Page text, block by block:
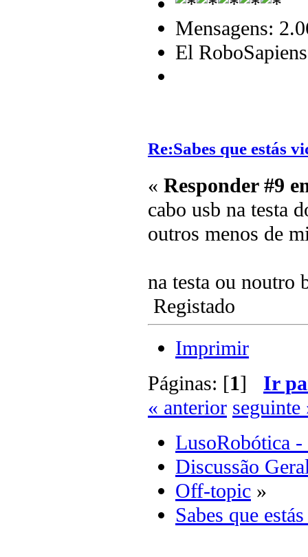
Mensagens:
El RoboSapiens
Re:Sabes que estás
« Responder #9
cabo usb na testa
outros menos de
na testa ou noutro
Registado
Imprimir
Páginas: [1] Ir
« anterior seguinte
LusoRobótica -
Discussão
Off-topic »
Sabes que